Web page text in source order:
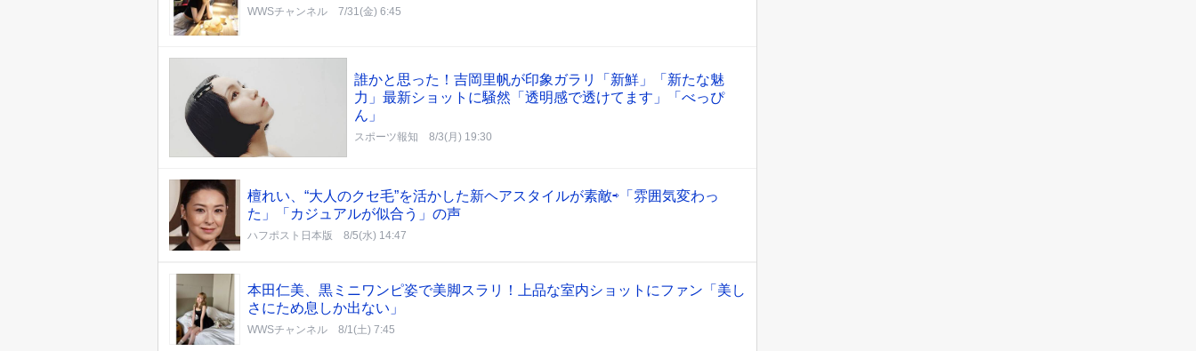
WWSチャンネル 7/31(金) 6:45
誰かと思った！吉岡里帆が印象ガラリ「新鮮」「新たな魅
力」最新ショットに騒然「透明感で透けてます」「べっぴ
ん」
スポーツ報知 8/3(月) 19:30
檀れい、“大人のクセ毛”を活かした新ヘアスタイルが素敵⇨「雰囲気変わっ
た」「カジュアルが似合う」の声
ハフポスト日本版 8/5(水) 14:47
本田仁美、黒ミニワンピ姿で美脚スラリ！上品な室内ショットにファン「美し
さにため息しか出ない」
WWSチャンネル 8/1(土) 7:45